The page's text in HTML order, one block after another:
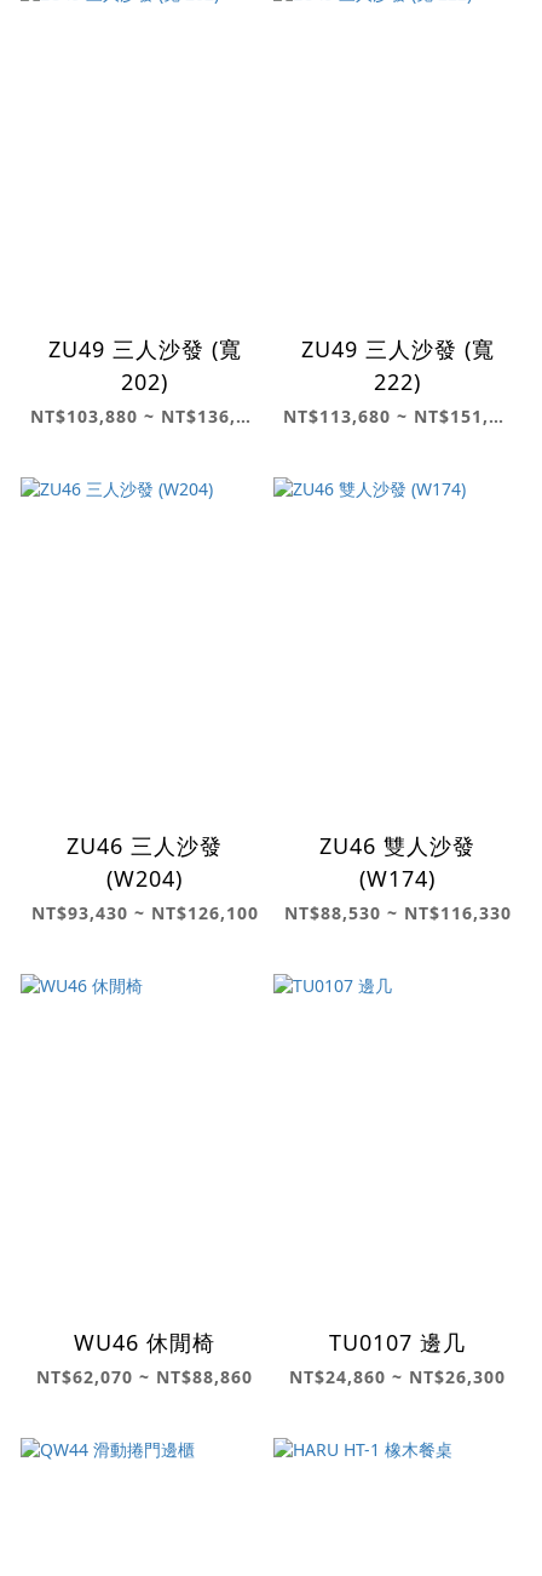
ZU49 三人沙發 (寬
202)
NT$103,880 ~ NT$136,880
ZU49 三人沙發 (寬
222)
NT$113,680 ~ NT$151,900
ZU46 三人沙發
(W204)
NT$93,430 ~ NT$126,100
ZU46 雙人沙發
(W174)
NT$88,530 ~ NT$116,330
WU46 休閒椅
NT$62,070 ~ NT$88,860
TU0107 邊几
NT$24,860 ~ NT$26,300